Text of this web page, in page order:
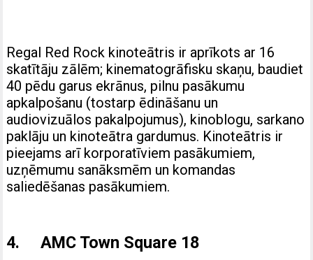
Regal Red Rock kinoteātris ir aprīkots ar 16
skatītāju zālēm; kinematogrāfisku skaņu, baudiet
40 pēdu garus ekrānus, pilnu pasākumu
apkalpošanu (tostarp ēdināšanu un
audiovizuālos pakalpojumus), kinoblogu, sarkano
paklāju un kinoteātra gardumus. Kinoteātris ir
pieejams arī korporatīviem pasākumiem,
uzņēmumu sanāksmēm un komandas
saliedēšanas pasākumiem.
4. AMC Town Square 18